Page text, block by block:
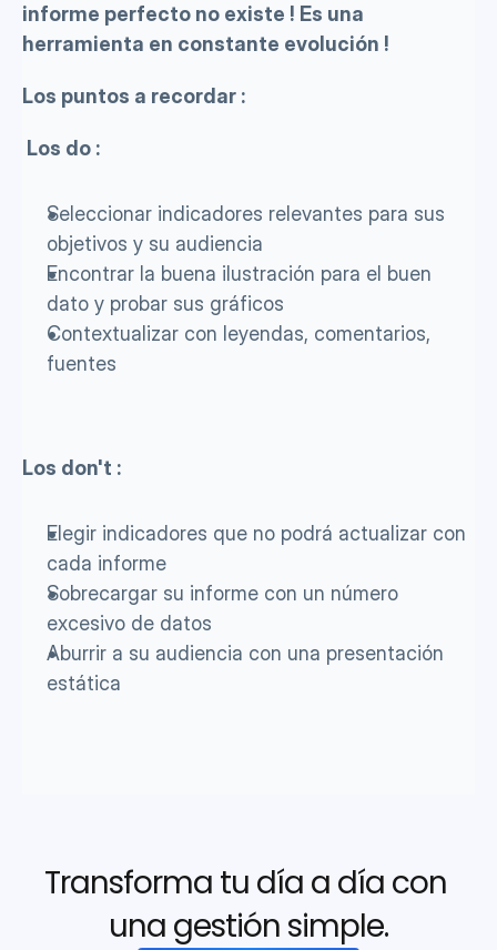
informe perfecto no existe ! Es una
herramienta en constante evolución !
Los puntos a recordar :
Los do :
Seleccionar indicadores relevantes para sus
objetivos y su audiencia
Encontrar la buena ilustración para el buen
dato y probar sus gráficos
Contextualizar con leyendas, comentarios,
fuentes
Los don't :
Elegir indicadores que no podrá actualizar con
cada informe
Sobrecargar su informe con un número
excesivo de datos
Aburrir a su audiencia con una presentación
estática
Transforma tu día a día con
una gestión simple.